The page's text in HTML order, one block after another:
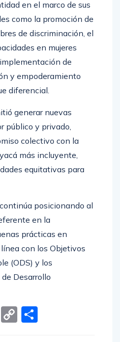
en el marco de sus
como la promoción de
de discriminación, el
en mujeres
de
y empoderamiento
diferencial.
generar nuevas
público y privado,
colectivo con la
más incluyente,
equitativas para
posicionando al
en la
prácticas en
con los Objetivos
(ODS) y los
Desarrollo
Telegram
Copy